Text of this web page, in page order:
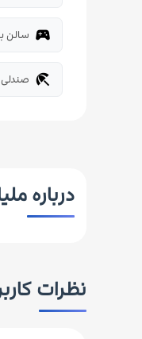
sports_esports سالن
beach_access
درباره
نظرات